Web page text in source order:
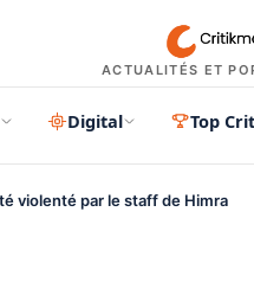
ACTUALITÉS ET
Digital Top
violenté par le staff de Himra